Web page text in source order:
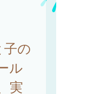
の
ル
実